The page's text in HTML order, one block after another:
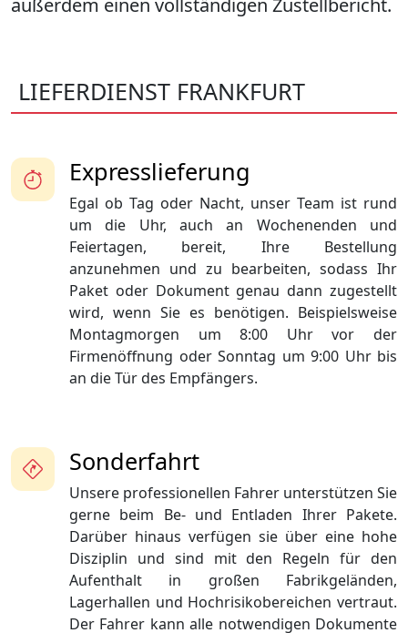
außerdem einen vollständigen Zustellbericht.
LIEFERDIENST FRANKFURT
Sonderfahrt
Unsere professionellen Fahrer unterstützen Sie
gerne beim Be- und Entladen Ihrer Pakete.
Darüber hinaus verfügen sie über eine hohe
Disziplin und sind mit den Regeln für den
Aufenthalt in großen Fabrikgeländen,
Lagerhallen und Hochrisikobereichen vertraut.
Der Fahrer kann alle notwendigen Dokumente
Expresslieferung
Egal ob Tag oder Nacht, unser Team ist rund
um die Uhr, auch an Wochenenden und
Feiertagen, bereit, Ihre Bestellung
anzunehmen und zu bearbeiten, sodass Ihr
Paket oder Dokument genau dann zugestellt
wird, wenn Sie es benötigen. Beispielsweise
Montagmorgen um 8:00 Uhr vor der
Firmenöffnung oder Sonntag um 9:00 Uhr bis
an die Tür des Empfängers.